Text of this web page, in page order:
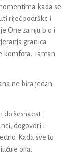
kada se
riječ podrške i
One za nju bio i
granica.
komfora. Taman
ne bira jedan
do šesnaest
dogovori i
Kada sve to
ona.